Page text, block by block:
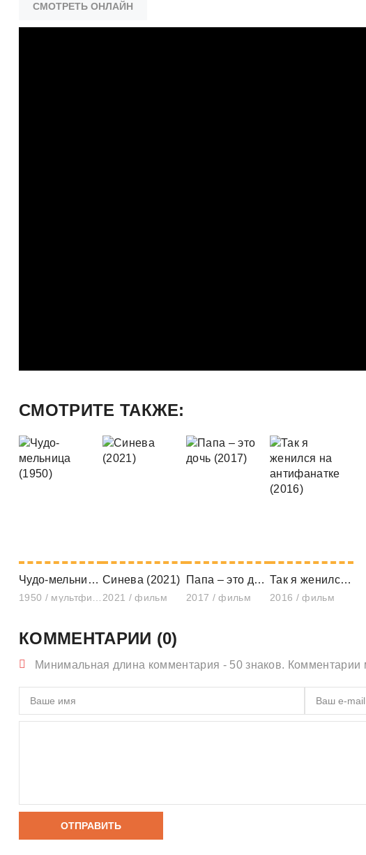
СМОТРЕТЬ ОНЛАЙН
СМОТРИТЕ ТАКЖЕ:
Чудо-мельница (1950) Синева (2021)
2021 / фильм
Папа – это дочь (2017)
2017 / фильм
Так я женился на антифанатке (2016)
2016 / фильм
КОММЕНТАРИИ (0)
Минимальная длина комментария - 50 знаков. Комментарии
ОТПРАВИТЬ